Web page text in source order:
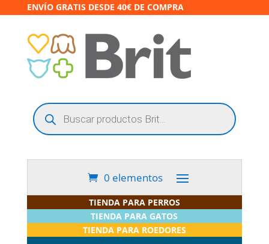
ENVÍO GRATIS DESDE 40€ DE COMPRA
Búsqueda
de
productos
0 elementos
TIENDA PARA PERROS
TIENDA PARA GATOS
TIENDA PARA ROEDORES